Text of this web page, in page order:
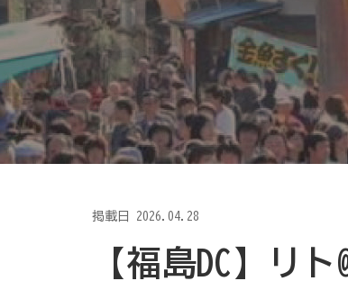
掲載日 2026.04.28
【福島DC】リ